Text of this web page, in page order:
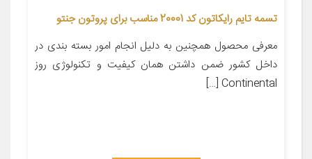
تسمه تایم رایکاتون کد 20001 مناسب برای پروتون جنتو
معرفی محصول همچنین به دلیل انجام امور بسته بندی در
داخل کشور ضمن داشتن همان کیفیت و تکنولوژی روز
Continental […]